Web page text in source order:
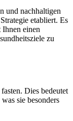
und nachhaltigen
etabliert. Es
einen
zu
Dies bedeutet
sie besonders